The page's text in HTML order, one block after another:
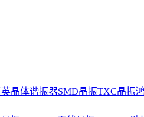
晶体谐振器SMD晶振TXC晶振